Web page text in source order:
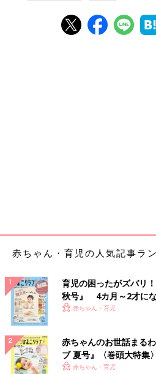
赤ちゃん・育児の人気記事ラ
育児の困ったがズバリ
秋号』 4カ月～2才に
いっぱい！
赤ちゃん・育児
赤ちゃんのお世話まる
ブ 夏号』〈巻頭大特集
く！ おっぱい・ミルク
赤ちゃん・育児